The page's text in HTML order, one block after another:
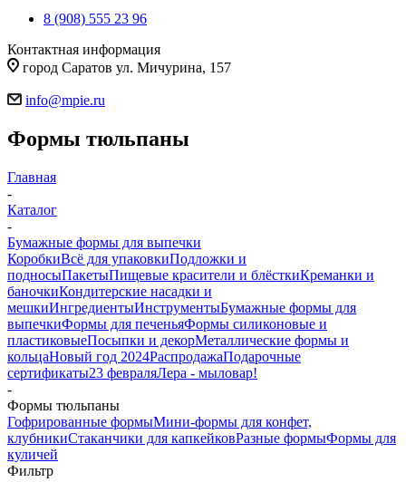
8 (908) 555 23 96
Контактная информация
город Саратов ул. Мичурина, 157
info@mpie.ru
Формы тюльпаны
Главная
-
Каталог
-
Бумажные формы для выпечки
КоробкиВсё для упаковкиПодложки и
подносыПакетыПищевые красители и блёсткиКреманки и
баночкиКондитерские насадки и
мешкиИнгредиентыИнструментыБумажные формы для
выпечкиФормы для печеньяФормы силиконовые и
пластиковыеПосыпки и декорМеталлические формы и
кольцаНовый год 2024РаспродажаПодарочные
сертификаты23 февраляЛера - мыловар!
-
Формы тюльпаны
Гофрированные формыМини-формы для конфет,
клубникиСтаканчики для капкейковРазные формыФормы для
куличей
Фильтр